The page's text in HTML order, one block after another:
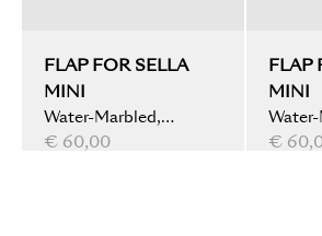
FLAP FOR SELLA
MINI
Water-Marbled,
Peacock, Dark Brown
€ 60,00
FLAP
MINI
€